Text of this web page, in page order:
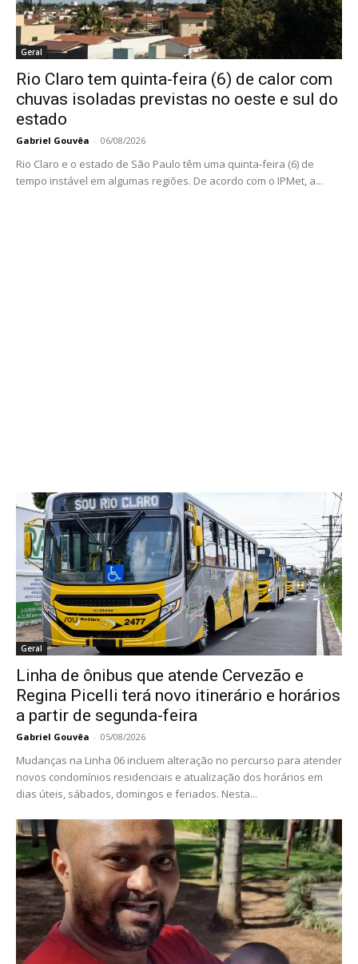
Geral
Rio Claro tem quinta-feira (6) de calor com
chuvas isoladas previstas no oeste e sul do
estado
Gabriel Gouvêa - 06/08/2026
Rio Claro e o estado de São Paulo têm uma quinta-feira (6) de
tempo instável em algumas regiões. De acordo com o IPMet, a...
Geral
Linha de ônibus que atende Cervezão e
Regina Picelli terá novo itinerário e horários
a partir de segunda-feira
Gabriel Gouvêa - 05/08/2026
Mudanças na Linha 06 incluem alteração no percurso para atender
novos condomínios residenciais e atualização dos horários em
dias úteis, sábados, domingos e feriados. Nesta...